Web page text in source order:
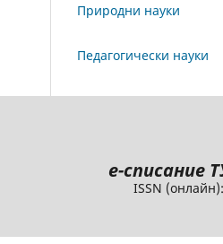
Природни науки
Педагогически науки
e-списание
ISSN